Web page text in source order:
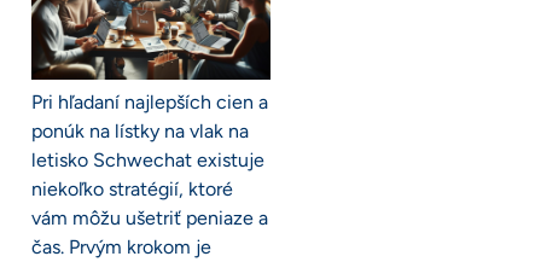
Pri hľadaní najlepších cien a
ponúk na lístky na vlak na
letisko Schwechat existuje
niekoľko stratégií, ktoré
vám môžu ušetriť peniaze a
čas. Prvým krokom je